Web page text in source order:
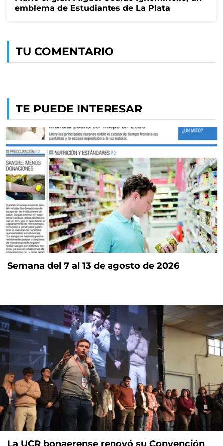
emblema de Estudiantes de La Plata
TU COMENTARIO
TE PUEDE INTERESAR
Semana del 7 al 13 de agosto de 2026
La UCR bonaerense renovó su Convención